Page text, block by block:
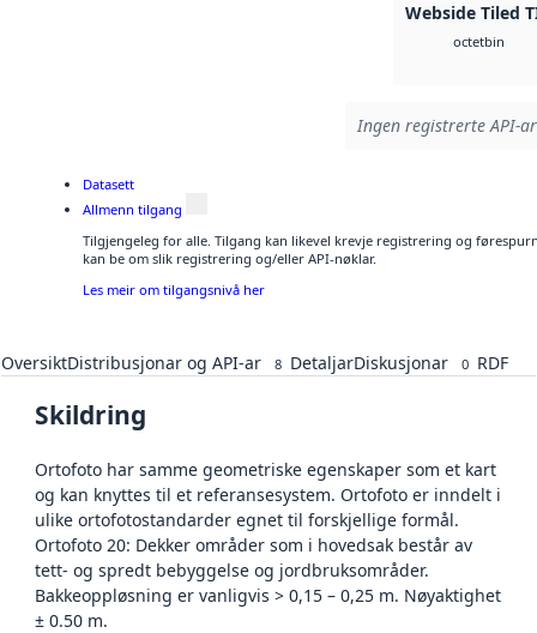
Webside Tiled
octetbin
Ingen registrerte API-
Datasett
Allmenn tilgang
Tilgjengeleg for alle. Tilgang kan likevel krevje registrering og
kan be om slik registrering og/eller API-nøklar.
Les meir om tilgangsnivå her
OversiktDistribusjonar og API-ar 8 DetaljarDiskusjonar 0 RDF
Skildring
Ortofoto har samme geometriske egenskaper som et kart
og kan knyttes til et referansesystem. Ortofoto er inndelt i
ulike ortofotostandarder egnet til forskjellige formål.
Ortofoto 20: Dekker områder som i hovedsak består av
tett- og spredt bebyggelse og jordbruksområder.
Bakkeoppløsning er vanligvis > 0,15 – 0,25 m. Nøyaktighet
± 0.50 m.